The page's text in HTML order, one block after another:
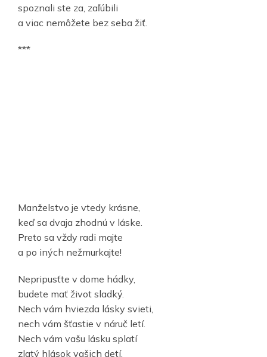
spoznali ste za, zaľúbili
a viac nemôžete bez seba žiť.
***
Manželstvo je vtedy krásne,
keď sa dvaja zhodnú v láske.
Preto sa vždy radi majte
a po iných nežmurkajte!
Nepripusťte v dome hádky,
budete mať život sladký.
Nech vám hviezda lásky svieti,
nech vám šťastie v náruč letí.
Nech vám vašu lásku splatí
zlatý hlások vašich detí.